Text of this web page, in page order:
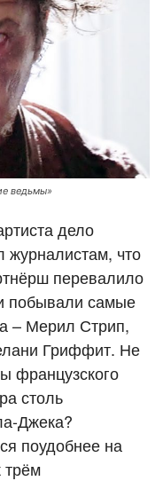
ведьмы»
дело
журналистам, что
перевалило
побывали самые
– Мерил Стрип,
Гриффит. Не
французского
столь
Джека?
поудобнее на
трём